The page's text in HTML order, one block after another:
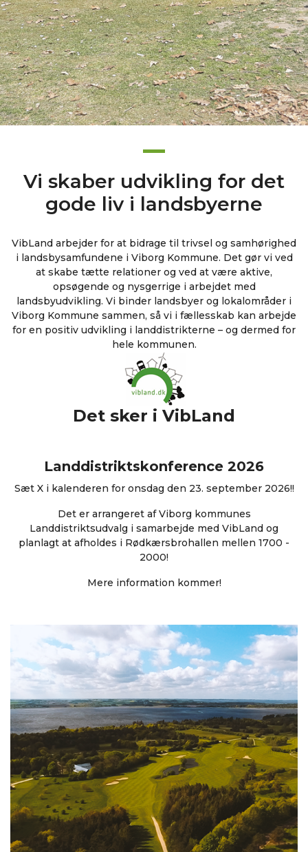
Vi skaber udvikling for det
gode liv i landsbyerne
VibLand arbejder for at bidrage til trivsel og samhørighed
i landsbysamfundene i Viborg Kommune. Det gør vi ved
at skabe tætte relationer og ved at være aktive,
opsøgende og nysgerrige i arbejdet med
landsbyudvikling. Vi binder landsbyer og lokalområder i
Viborg Kommune sammen, så vi i fællesskab kan arbejde
for en positiv udvikling i landdistrikterne – og dermed for
hele kommunen.
Det sker i VibLand
Landdistriktskonference 2026
Sæt X i kalenderen for onsdag den 23. september 2026!!
Det er arrangeret af Viborg kommunes
Landdistriktsudvalg i samarbejde med VibLand og
planlagt at afholdes i Rødkærsbrohallen mellen 1700 -
2000!
Mere information kommer!